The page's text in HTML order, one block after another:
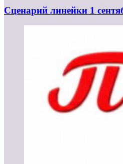
Cценарий линейки 1